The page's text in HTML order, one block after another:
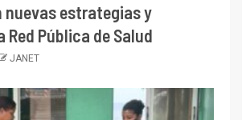
nuevas estrategias y
Red Pública de Salud
JANET